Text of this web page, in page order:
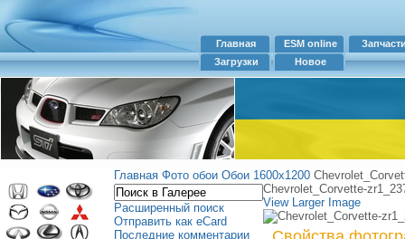
Главная ESM online
Загрузки
Новое
Главная Фото обои Обои 1600х1200
Расширенный поиск
Отправить как eCard
Последние комментарии
Chevrolet_Corvette-
View Larger Image